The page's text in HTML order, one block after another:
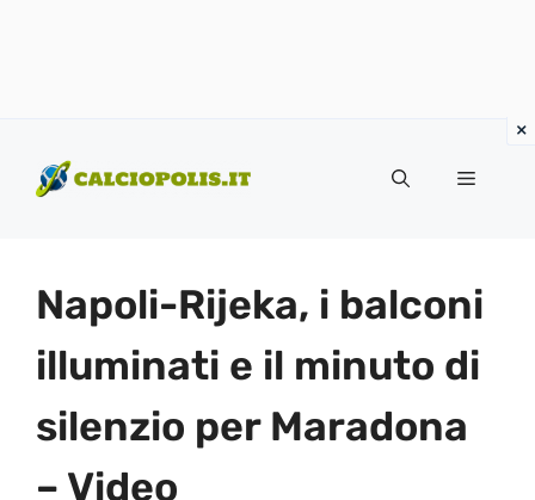
contenuto
Menu
Napoli-Rijeka, i balconi
illuminati e il minuto di
silenzio per Maradona
– Video